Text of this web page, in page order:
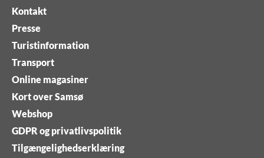
Kontakt
Presse
Turistinformation
Transport
Online magasiner
Kort over Samsø
Webshop
GDPR og privatlivspolitik
Tilgængelighedserklæring